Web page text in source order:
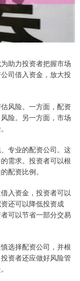
助力投资者把握市场
司借入资金，放大投
风险。一方面，配资
险。另一方面，市场
专业的配资公司。这
需求。投资者可以根
配资比例。
入资金，投资者可以
还可以降低投资成
可以节省一部分交易
选择配资公司，并根
资者还应做好风险管